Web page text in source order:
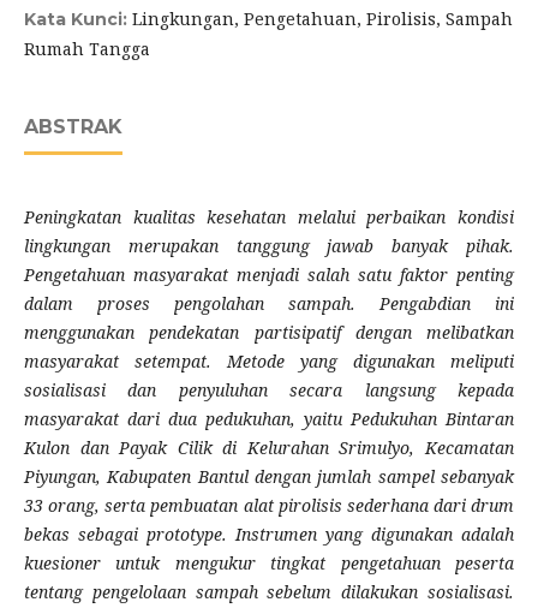
Kata Kunci: Lingkungan, Pengetahuan, Pirolisis, Sampah
Rumah Tangga
ABSTRAK
Peningkatan kualitas kesehatan melalui perbaikan kondisi
lingkungan merupakan tanggung jawab banyak pihak.
Pengetahuan masyarakat menjadi salah satu faktor penting
dalam proses pengolahan sampah. Pengabdian ini
menggunakan pendekatan partisipatif dengan melibatkan
masyarakat setempat. Metode yang digunakan meliputi
sosialisasi dan penyuluhan secara langsung kepada
masyarakat dari dua pedukuhan, yaitu Pedukuhan Bintaran
Kulon dan Payak Cilik di Kelurahan Srimulyo, Kecamatan
Piyungan, Kabupaten Bantul dengan jumlah sampel sebanyak
33 orang, serta pembuatan alat pirolisis sederhana dari drum
bekas sebagai prototype. Instrumen yang digunakan adalah
kuesioner untuk mengukur tingkat pengetahuan peserta
tentang pengelolaan sampah sebelum dilakukan sosialisasi.